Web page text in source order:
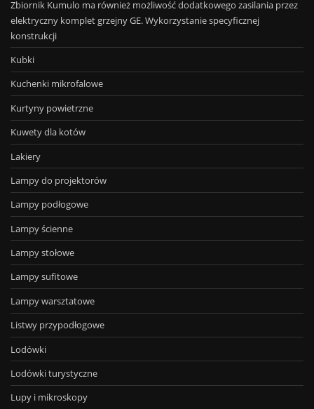
Zbiornik Kumulo ma również możliwość dodatkowego zasilania przez
elektryczny komplet grzejny GE. Wykorzystanie specyficznej
konstrukcji
Kubki
Kuchenki mikrofalowe
Kurtyny powietrzne
Kuwety dla kotów
Lakiery
Lampy do projektorów
Lampy podłogowe
Lampy ścienne
Lampy stołowe
Lampy sufitowe
Lampy warsztatowe
Listwy przypodłogowe
Lodówki
Lodówki turystyczne
Lupy i mikroskopy